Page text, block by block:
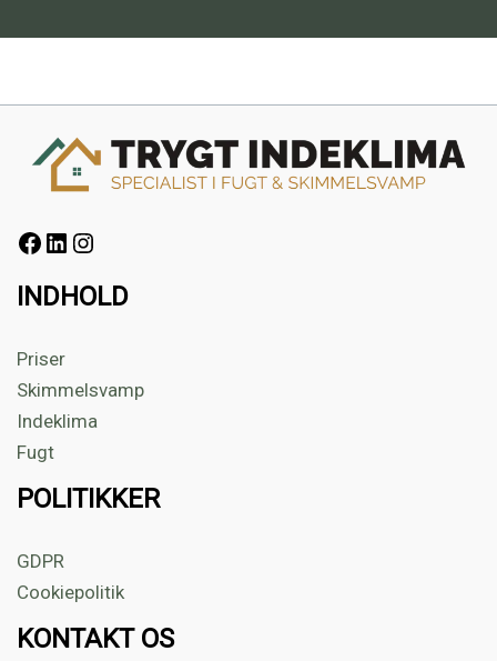
INDHOLD
Priser
Skimmelsvamp
Indeklima
Fugt
POLITIKKER
GDPR
Cookiepolitik
KONTAKT OS